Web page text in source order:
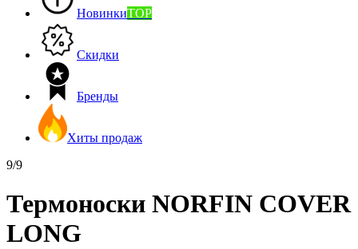
НовинкиTOP
Скидки
Бренды
Хиты продаж
9/9
Термоноски NORFIN COVER
LONG